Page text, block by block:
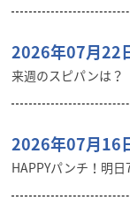
2026年07月22
来週のスピパンは？
2026年07月16
HAPPYパンチ！明